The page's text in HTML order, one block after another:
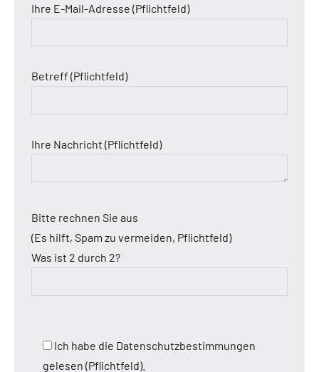
Ihre E-Mail-Adresse (Pflichtfeld)
Betreff (Pflichtfeld)
Ihre Nachricht (Pflichtfeld)
Bitte rechnen Sie aus
(Es hilft, Spam zu vermeiden, Pflichtfeld)
Was ist 2 durch 2?
Ich habe die Datenschutzbestimmungen
gelesen (Pflichtfeld).